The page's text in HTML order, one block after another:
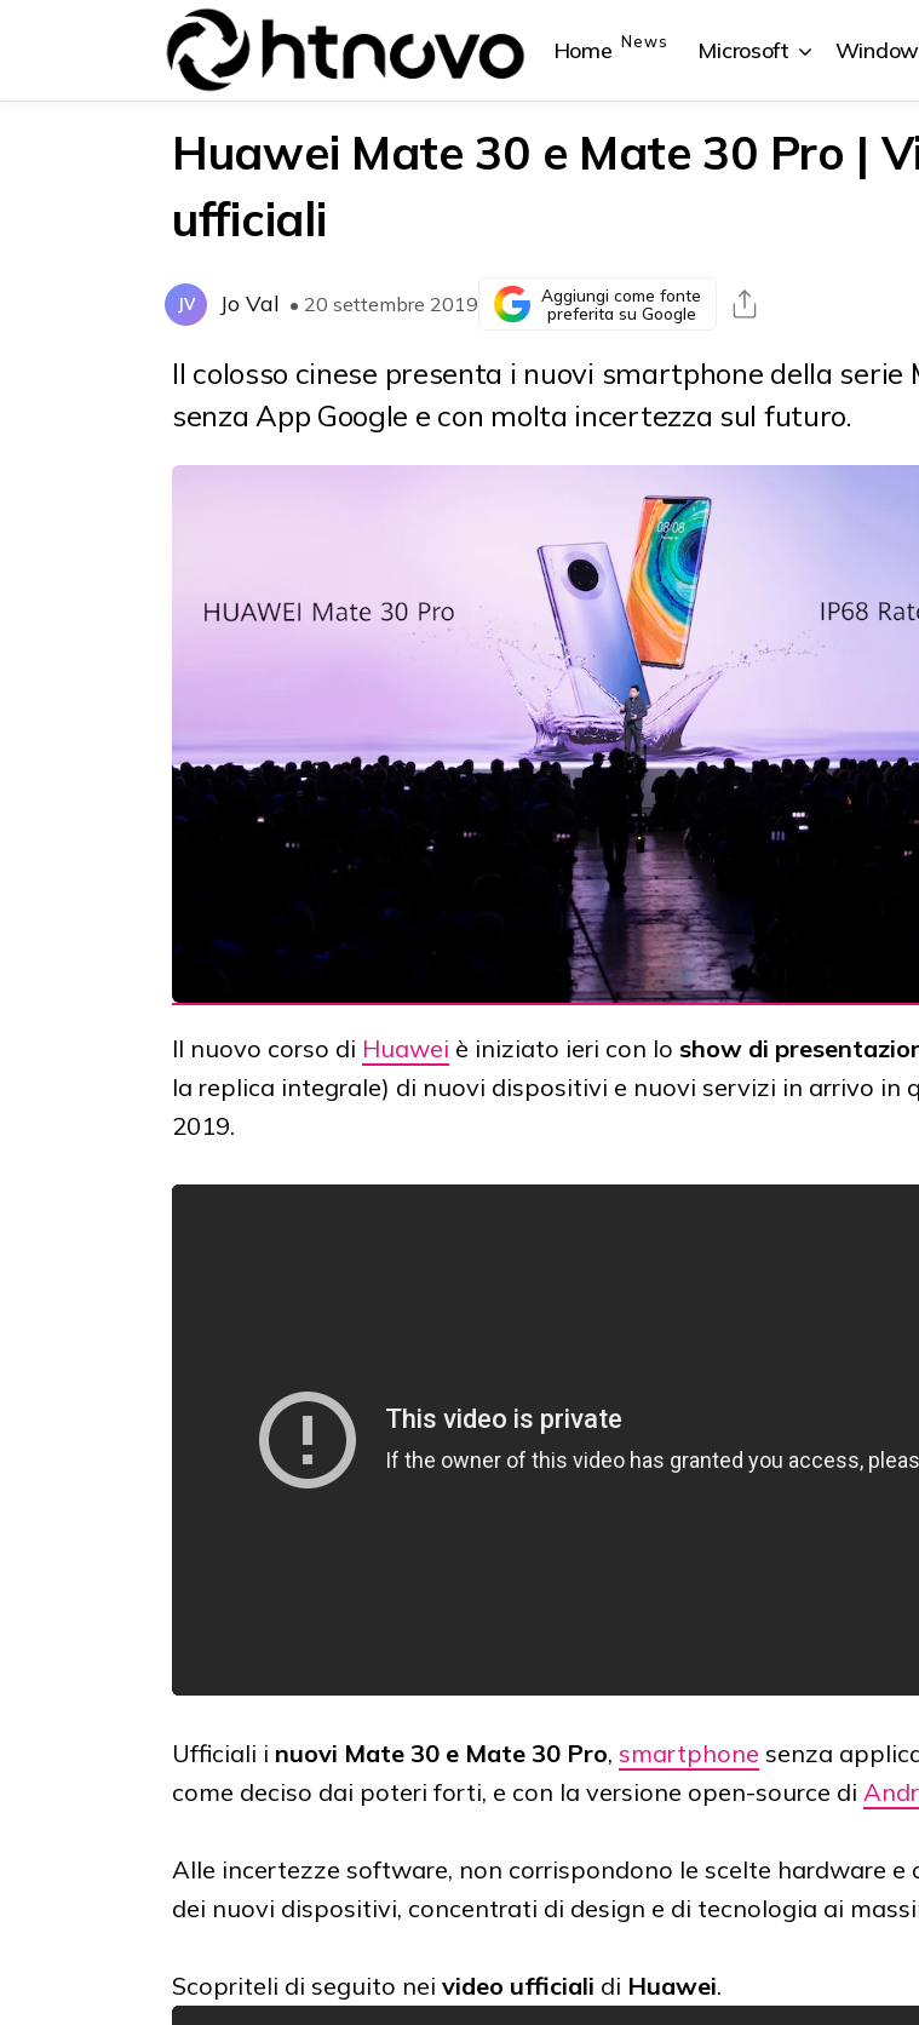
Home News Microsoft
{{POSTS[0].LABEL}}
{{POSTS[0].LABEL}}
Huawei Mate 30 e Mate 30 Pro |
ufficiali
JV Jo Val • 20 settembre 2019
Aggiungi come fonte
preferita su Google
Il colosso cinese presenta i nuovi smartphone della serie
senza App Google e con molta incertezza sul futuro.
Il nuovo corso di Huawei è iniziato ieri con lo show di
la replica integrale) di nuovi dispositivi e nuovi servizi in arrivo in
2019.
Ufficiali i nuovi Mate 30 e Mate 30 Pro, smartphone senza
come deciso dai poteri forti, e con la versione open-source di
Alle incertezze software, non corrispondono le scelte hardware e
dei nuovi dispositivi, concentrati di design e di tecnologia ai
Scopriteli di seguito nei video ufficiali di Huawei.